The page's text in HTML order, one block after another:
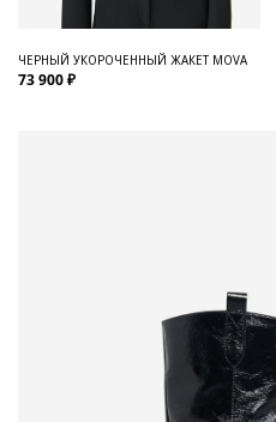
ЧЕРНЫЙ УКОРОЧЕННЫЙ ЖАКЕТ MOVA
73 900 ₽